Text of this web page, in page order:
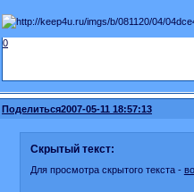
0
Поделиться2007-05-11 18:57:13
Скрытый текст:
Для просмотра скрытого текста -